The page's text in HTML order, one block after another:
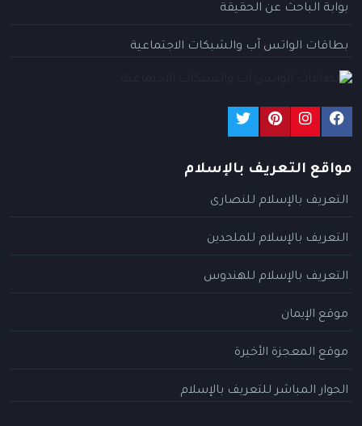
بوابة الباحث عن الحقيقة
بطاقات الواتس آب والشبكات الاجتماعية
مواقع التعريف بالإسلام
التعريف بالإسلام للنصارى
التعريف بالإسلام للملحدين
التعريف بالإسلام للهندوس
موقع الإيمان
موقع المعجزة الأخيرة
الحوار المباشر للتعريف بالإسلام